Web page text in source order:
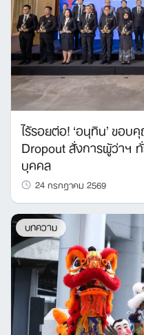
ไร้รอยต่อ! ‘อนุทิน’ ขอบ
Dropout สั่งการผู้ว่าฯ
บุคคล
24 กรกฎาคม 2569
บทความ